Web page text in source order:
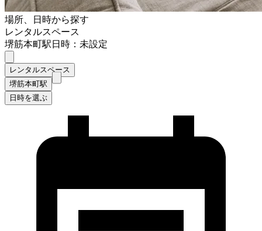
場所、日時から探す
レンタルスペース
堺筋本町駅日時：未設定
レンタルスペース
堺筋本町駅
日時を選ぶ